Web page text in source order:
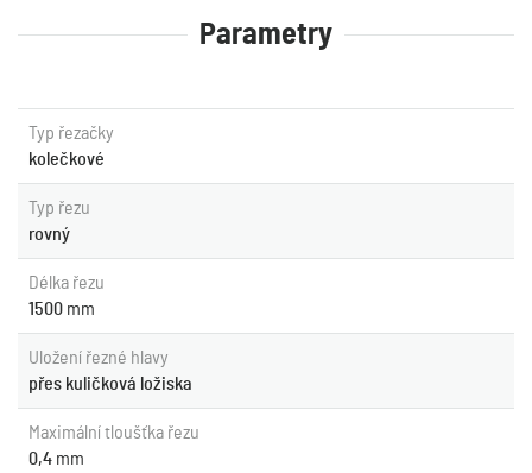
Parametry
Typ řezačky
kolečkové
Typ řezu
rovný
Délka řezu
1500 mm
Uložení řezné hlavy
přes kuličková ložiska
Maximální tloušťka řezu
0,4 mm